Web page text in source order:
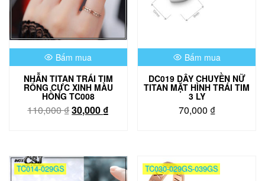
Bấm mua
NHẪN TITAN TRÁI TIM
RỔNG CỰC XINH MÀU
HỒNG TC008
110,000₫Giá
30,000 ₫
30,000 ₫.
Bấm mua
DC019 DÂY CHUYỀN NỮ
TITAN MẶT HÌNH TRÁI TIM
3 LY
70,000 ₫
TC014-029GS TC030-029GS-039GS